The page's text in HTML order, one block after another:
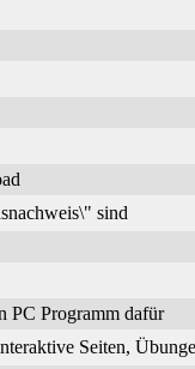
sind
PC Programm dafür
Seiten,